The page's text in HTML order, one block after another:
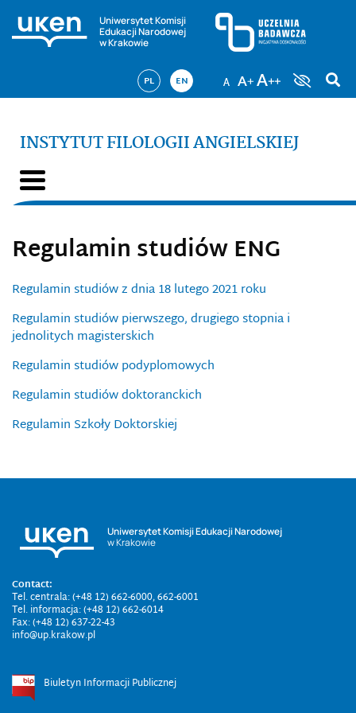
Uniwersytet Komisji
Edukacji Narodowej
w Krakowie
PL EN
INSTYTUT FILOLOGII ANGIELSKIEJ
Regulamin studiów ENG
Regulamin studiów z dnia 18 lutego 2021 roku
Regulamin studiów pierwszego, drugiego stopnia i
jednolitych magisterskich
Regulamin studiów podyplomowych
Regulamin studiów doktoranckich
Regulamin Szkoły Doktorskiej
Uniwersytet Komisji Edukacji Narodowej
w Krakowie
Contact:
Tel. centrala: (+48 12) 662-6000, 662-6001
Tel. informacja: (+48 12) 662-6014
Fax: (+48 12) 637-22-43
info@up.krakow.pl
Biuletyn Informacji Publicznej